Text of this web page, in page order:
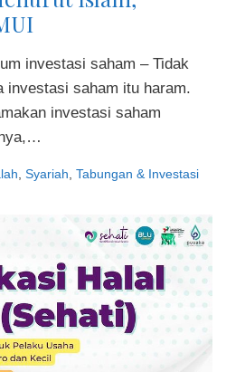
investasi saham – Tidak
investasi saham itu haram.
investasi saham
Syariah Tabungan & Investasi